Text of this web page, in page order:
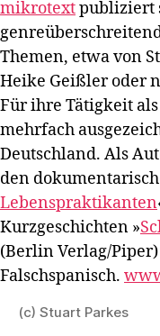
mikrotextpubliziert
Themen, etwa von
Heike Geißler oder
Für ihre Tätigkeit
mehrfach
Deutschland. Als
den
Lebenspraktikanten
Kurzgeschichten »
(Berlin Verlag/
Falschspanisch.
(c) Stuart Parkes